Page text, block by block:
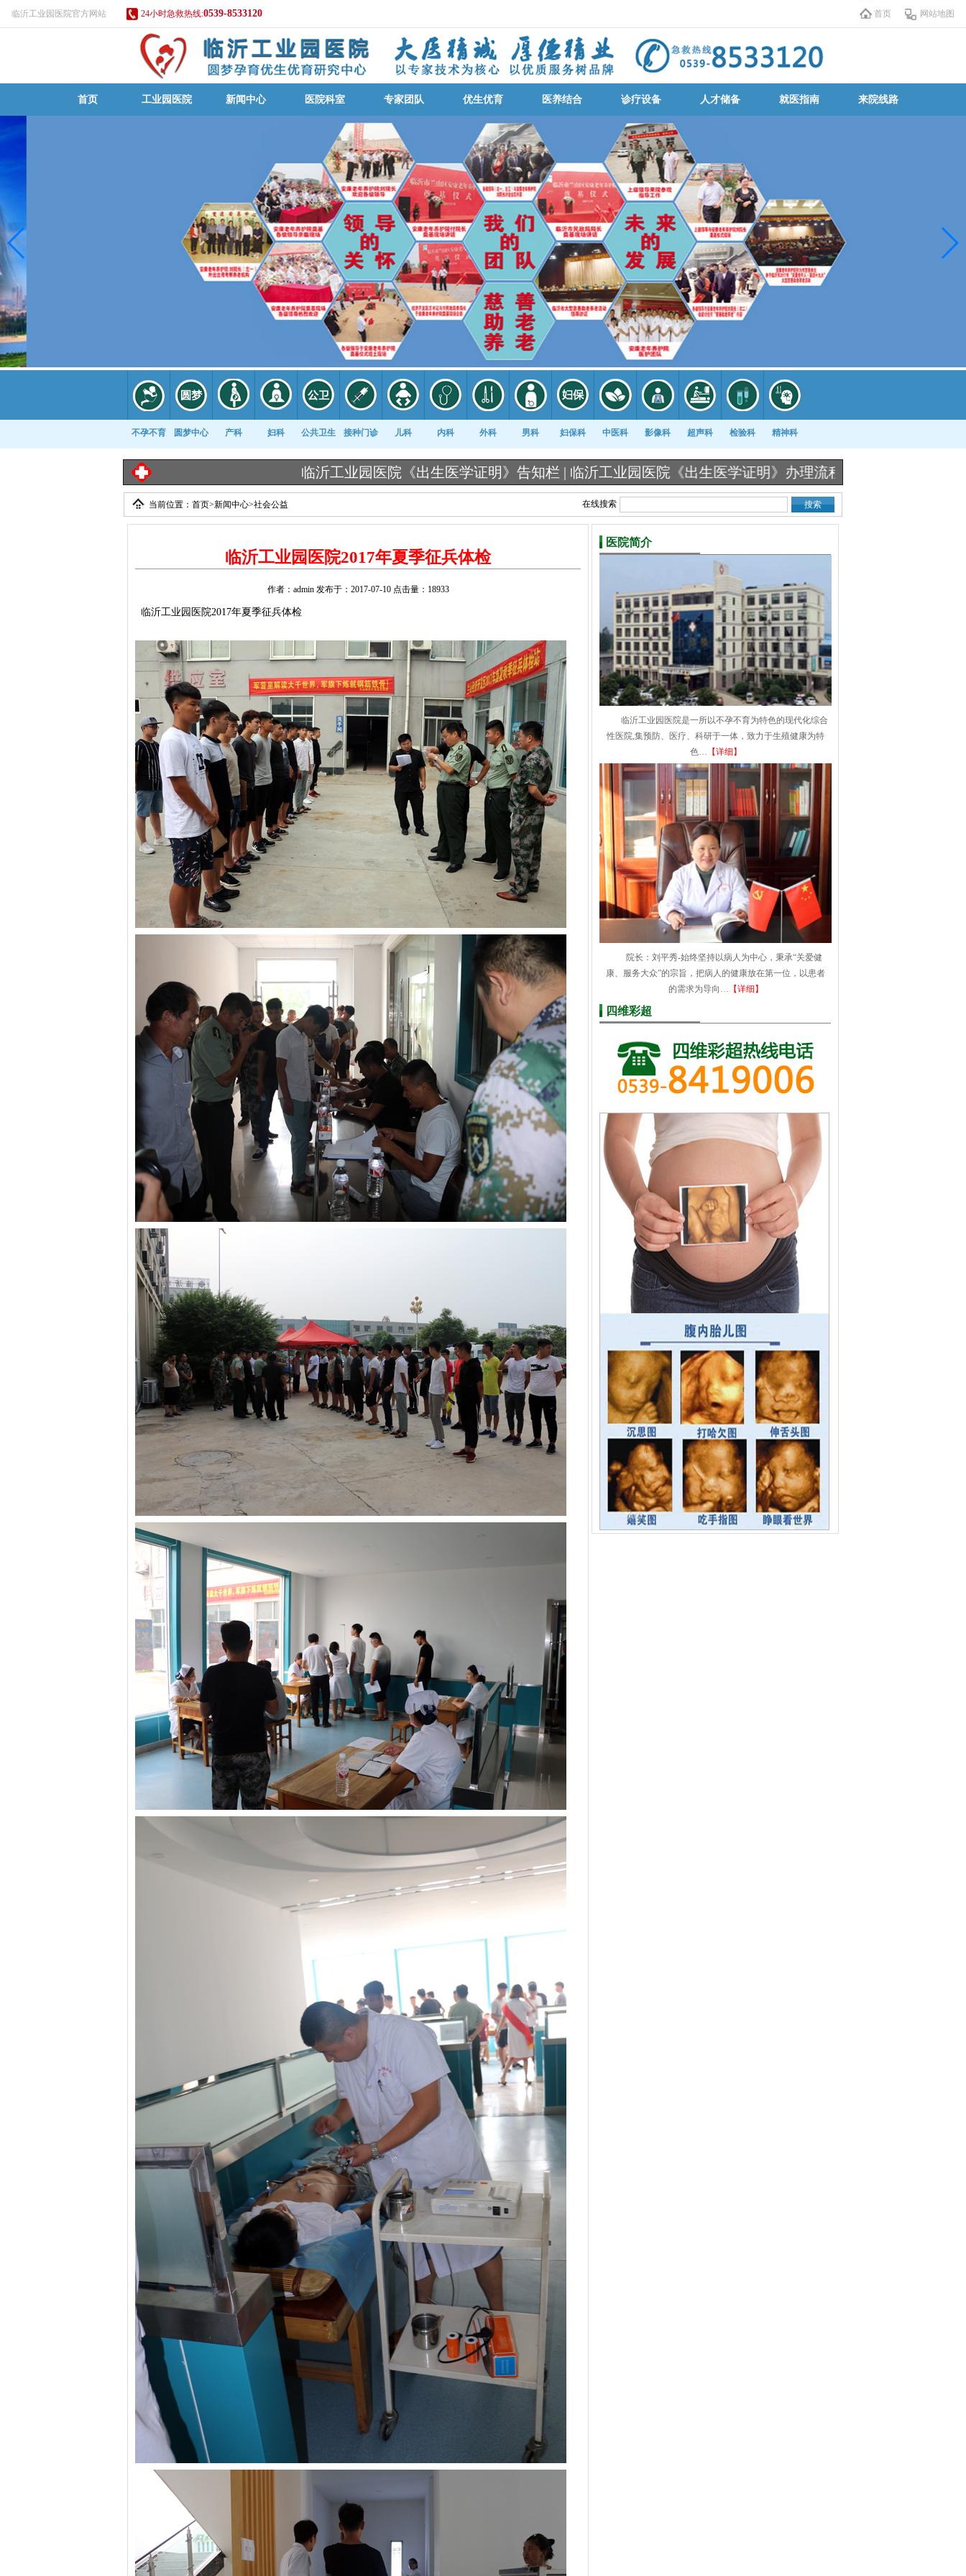
临沂工业园医院官方网站 24小时急救热线:0539-8533120 首页 网站地图
首页 工业园医院 新闻中心 医院科室 专家团队 优生优育 医养结合 诊疗设备 人才储备 就医指南 来院线路
不孕不育 圆梦中心 产科 妇科 公共卫生 接种门诊 儿科 内科 外科 男科 妇保科 中医科 影像科 超声科 检验科 精神科
康复科
临沂工业园医院《出生医学证明》告知栏 |临沂工业园医院《出生医学证明》办理流程图 |冷空气来袭！医院患者“扎堆”儿
当前位置： 首页>新闻中心>社会公益 在线搜索
临沂工业园医院2017年夏季征兵体检
作者：admin 发布于：2017-07-10 点击量：18933
临沂工业园医院2017年夏季征兵体检
医院简介
临沂工业园医院是一所以不孕不育为特色的现代化综合
性医院,集预防、医疗、科研于一体，致力于生殖健康为特
色… 【详细】
院长：刘平秀-始终坚持以病人为中心，秉承“关爱健
康、服务大众”的宗旨，把病人的健康放在第一位，以患者
的需求为导向… 【详细】
四维彩超